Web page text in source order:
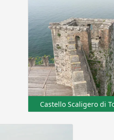
Castello Scaligero di